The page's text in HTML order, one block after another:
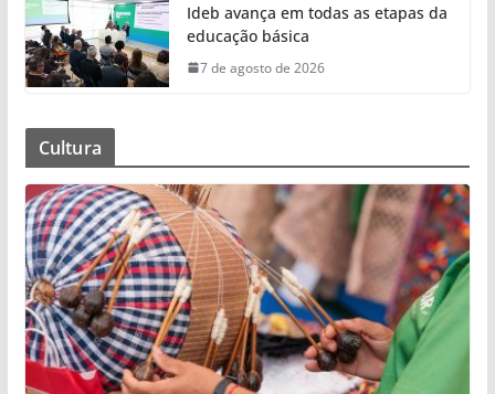
Ideb avança em todas as etapas da
educação básica
7 de agosto de 2026
Cultura